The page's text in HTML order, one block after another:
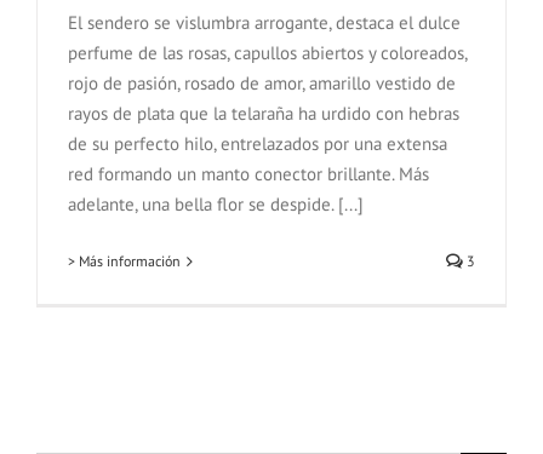
El sendero se vislumbra arrogante, destaca el dulce
perfume de las rosas, capullos abiertos y coloreados,
rojo de pasión, rosado de amor, amarillo vestido de
rayos de plata que la telaraña ha urdido con hebras
de su perfecto hilo, entrelazados por una extensa
red formando un manto conector brillante. Más
adelante, una bella flor se despide. [...]
> Más información 3